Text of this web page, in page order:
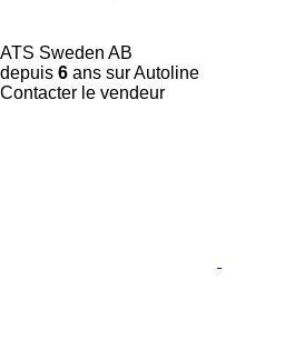
ATS Sweden AB
depuis 6 ans sur Autoline
Contacter le vendeur